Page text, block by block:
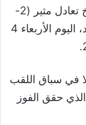
الإنجليزي 2026-25، بعدما سقط في فخ تعادل مثير (2-
2) أمام ضيفه نوتنغهام على ملعب الاتحاد، اليوم الأربعاء 4
في سباق اللقب
حقق الفوز